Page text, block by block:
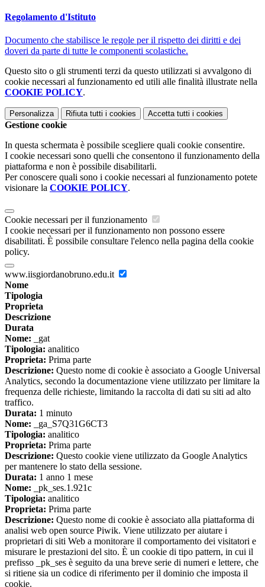
Regolamento d'Istituto
Documento che stabilisce le regole per il rispetto dei diritti e dei
doveri da parte di tutte le componenti scolastiche.
Questo sito o gli strumenti terzi da questo utilizzati si avvalgono di
cookie necessari al funzionamento ed utili alle finalità illustrate nella
COOKIE POLICY.
Personalizza Rifiuta tutti i cookies Accetta tutti i cookies
Gestione cookie
In questa schermata è possibile scegliere quali cookie consentire.
I cookie necessari sono quelli che consentono il funzionamento della
piattaforma e non è possibile disabilitarli.
Per conoscere quali sono i cookie necessari al funzionamento potete
visionare la COOKIE POLICY.
Cookie necessari per il funzionamento
I cookie necessari per il funzionamento non possono essere
disabilitati. È possibile consultare l'elenco nella pagina della cookie
policy.
www.iisgiordanobruno.edu.it
Nome
Tipologia
Proprieta
Descrizione
Durata
Nome: _gat
Tipologia: analitico
Proprieta: Prima parte
Descrizione: Questo nome di cookie è associato a Google Universal
Analytics, secondo la documentazione viene utilizzato per limitare la
frequenza delle richieste, limitando la raccolta di dati su siti ad alto
traffico.
Durata: 1 minuto
Nome: _ga_S7Q31G6CT3
Tipologia: analitico
Proprieta: Prima parte
Descrizione: Questo cookie viene utilizzato da Google Analytics
per mantenere lo stato della sessione.
Durata: 1 anno 1 mese
Nome: _pk_ses.1.921c
Tipologia: analitico
Proprieta: Prima parte
Descrizione: Questo nome di cookie è associato alla piattaforma di
analisi web open source Piwik. Viene utilizzato per aiutare i
proprietari di siti Web a monitorare il comportamento dei visitatori e
misurare le prestazioni del sito. È un cookie di tipo pattern, in cui il
prefisso _pk_ses è seguito da una breve serie di numeri e lettere, che
si ritiene sia un codice di riferimento per il dominio che imposta il
cookie.